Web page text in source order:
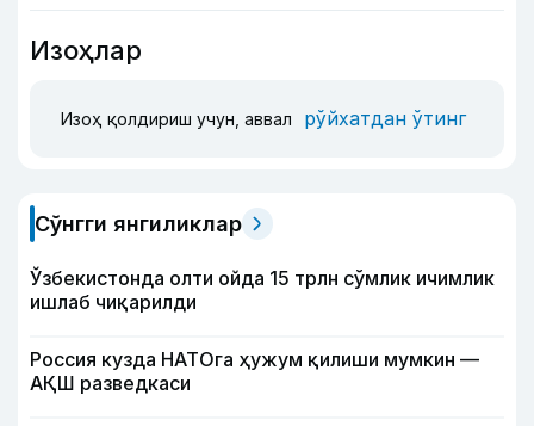
Изоҳлар
Изоҳ қолдириш учун, аввал рўйхатдан ўтинг
Сўнгги янгиликлар
Ўзбекистонда олти ойда 15 трлн сўмлик ичимлик
ишлаб чиқарилди
Россия кузда НАТОга ҳужум қилиши мумкин —
АҚШ разведкаси